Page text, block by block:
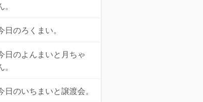
。
日のろくまい。
日のよんまいと月ちゃ
。
日のいちまいと譲渡会。